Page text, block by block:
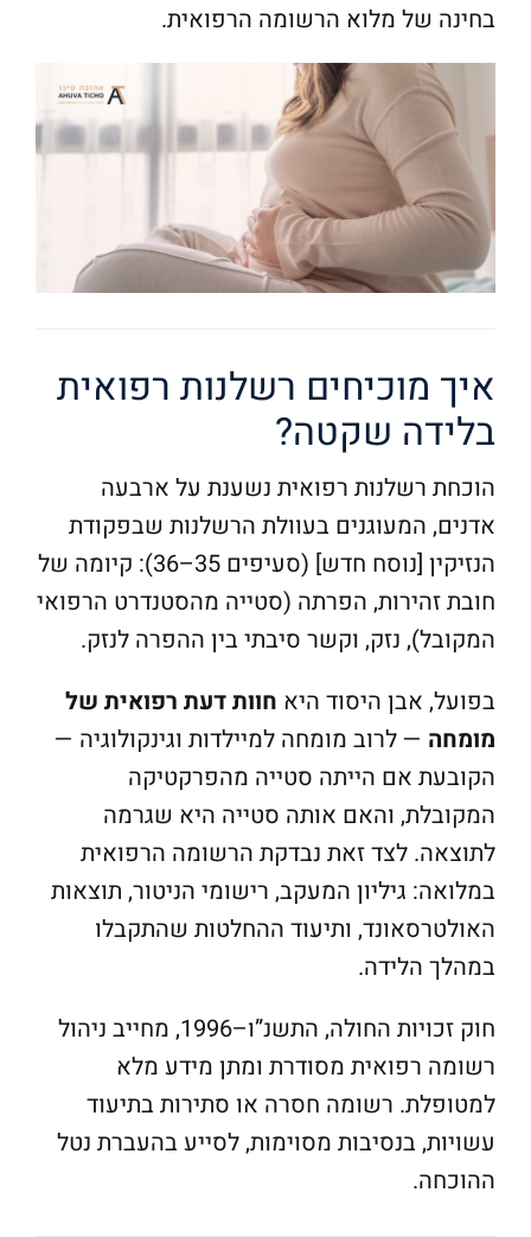
בחינה של מלוא הרשומה הרפואית.
איך מוכיחים רשלנות רפואית
בלידה שקטה?
הוכחת רשלנות רפואית נשענת על ארבעה
אדנים, המעוגנים בעוולת הרשלנות שבפקודת
הנזיקין [נוסח חדש] (סעיפים 35–36): קיומה של
חובת זהירות, הפרתה (סטייה מהסטנדרט הרפואי
המקובל), נזק, וקשר סיבתי בין ההפרה לנזק.
בפועל, אבן היסוד היא חוות דעת רפואית של
מומחה — לרוב מומחה למיילדות וגינקולוגיה —
הקובעת אם הייתה סטייה מהפרקטיקה
המקובלת, והאם אותה סטייה היא שגרמה
לתוצאה. לצד זאת נבדקת הרשומה הרפואית
במלואה: גיליון המעקב, רישומי הניטור, תוצאות
האולטרסאונד, ותיעוד ההחלטות שהתקבלו
במהלך הלידה.
חוק זכויות החולה, התשנ”ו–1996, מחייב ניהול
רשומה רפואית מסודרת ומתן מידע מלא
למטופלת. רשומה חסרה או סתירות בתיעוד
עשויות, בנסיבות מסוימות, לסייע בהעברת נטל
ההוכחה.